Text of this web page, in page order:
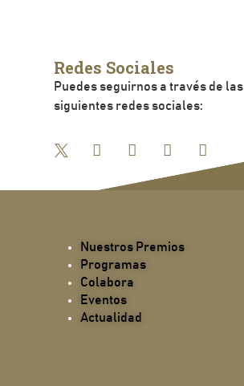
Redes Sociales
Puedes seguirnos a través de las
siguientes redes sociales:
Nuestros Premios
Programas
Colabora
Eventos
Actualidad